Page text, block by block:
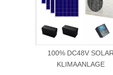
100% DC48V SOLAR
KLIMAANLAGE